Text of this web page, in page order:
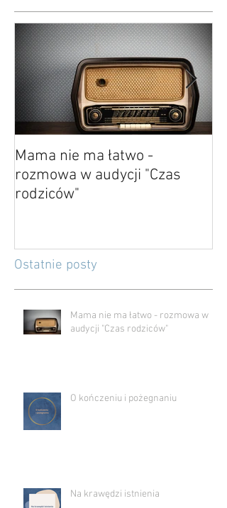
Mama nie ma łatwo -
rozmowa w audycji "Czas
rodziców"
Ostatnie posty
Mama nie ma łatwo - rozmowa w
audycji "Czas rodziców"
O kończeniu i pożegnaniu
Na krawędzi istnienia